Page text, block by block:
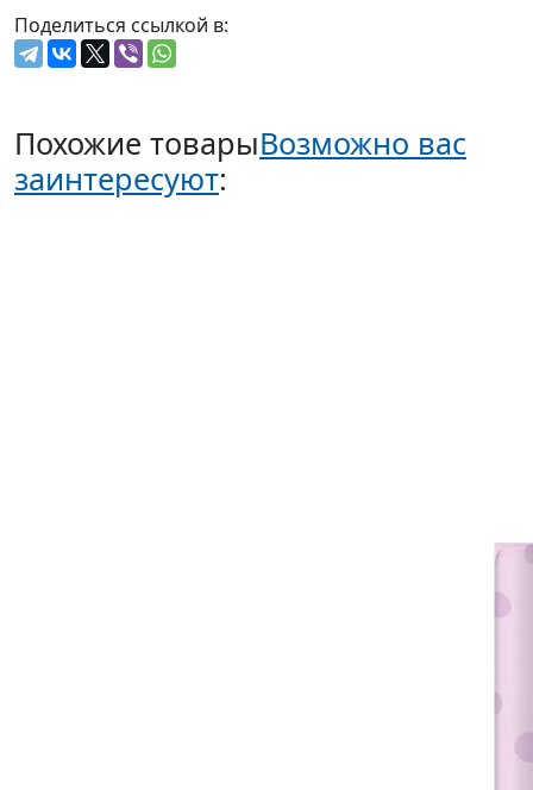
Поделиться ссылкой в:
Похожие товарыВозможно вас
заинтересуют: